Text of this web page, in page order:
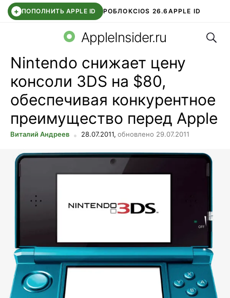
+ ПОПОЛНИТЬ APPLE ID РОБЛОКСIOS 26.6 APPLE ID
WHATSAPP DDE STOREAPP STOREOZON БАНК
AppleInsider.ru
Nintendo снижает цену
консоли 3DS на $80,
обеспечивая конкурентное
преимущество перед Apple
Виталий Андреев 28.07.2011, обновлено 29.07.2011